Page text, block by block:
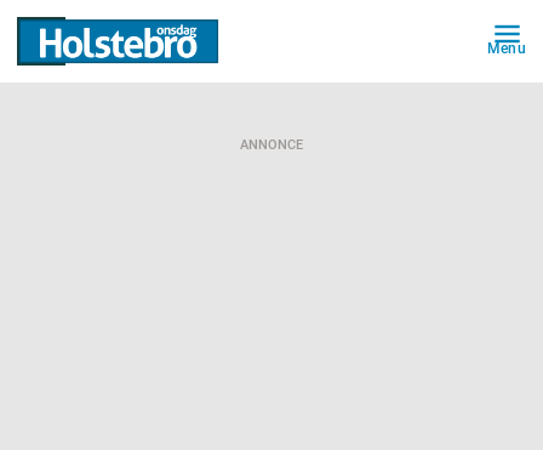
Menu
ANNONCE